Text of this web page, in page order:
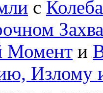
с
Момент и